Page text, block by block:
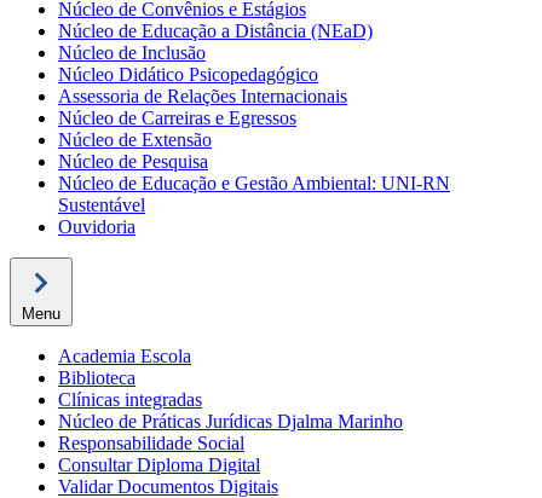
Núcleo de Convênios e Estágios
Núcleo de Educação a Distância (NEaD)
Núcleo de Inclusão
Núcleo Didático Psicopedagógico
Assessoria de Relações Internacionais
Núcleo de Carreiras e Egressos
Núcleo de Extensão
Núcleo de Pesquisa
Núcleo de Educação e Gestão Ambiental: UNI-RN
Sustentável
Ouvidoria
Menu
Academia Escola
Biblioteca
Clínicas integradas
Núcleo de Práticas Jurídicas Djalma Marinho
Responsabilidade Social
Consultar Diploma Digital
Validar Documentos Digitais